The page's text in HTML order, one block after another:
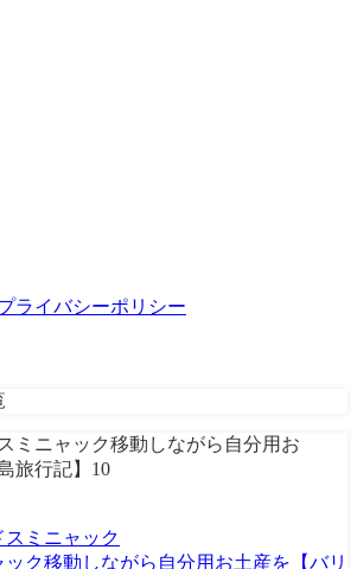
ライバシーポリシー
スミニャック
ク移動しながら自分用お土産を【バリ